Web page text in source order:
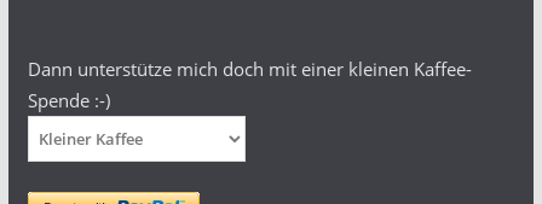
Dann unterstütze mich doch mit einer kleinen Kaffee-
Spende :-)